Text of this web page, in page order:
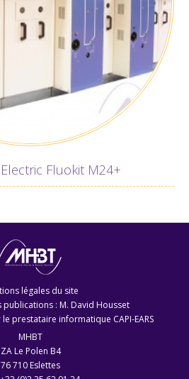
Fluokit M24+
légales du site
publications : M. David Housset
le prestataire informatique CAPI-EARS
MHBT
ZA Le Polen B4
76 710 Eslettes